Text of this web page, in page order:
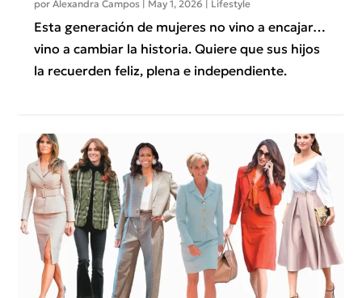
porAlexandra Campos May 1, 2026 Lifestyle
Esta generación de mujeres no vino a encajar…
vino a cambiar la historia. Quiere que sus hijos
la recuerden feliz, plena e independiente.